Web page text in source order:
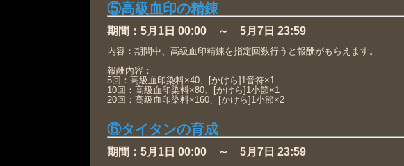
⑤高級血印の精錬
期間：5月1日 00:00 ～ 5月7日 23:59
内容：期間中、高級血印精錬を指定回数行うと報酬がもらえます。
報酬内容：
5回：高級血印染料×40、[かけら]1音符×1
10回：高級血印染料×80、[かけら]1小節×1
20回：高級血印染料×160、[かけら]1小節×2
⑥タイタンの育成
期間：5月1日 00:00 ～ 5月7日 23:59